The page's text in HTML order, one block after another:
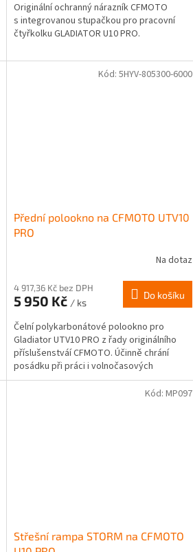
Originální ochranný nárazník CFMOTO
s integrovanou stupačkou pro pracovní
čtyřkolku GLADIATOR U10 PRO.
Přední polookno na CFMOTO UTV10
PRO
Na dotaz
4 917,36 Kč bez DPH
5 950 Kč / ks
Do košíku
Čelní polykarbonátové polookno pro
Gladiator UTV10 PRO z řady originálního
příslušenstváí CFMOTO. Účinně chrání
posádku při práci i volnočasových
aktivitách.
Kód: 5HYV-805300-6000
Střešní rampa STORM na CFMOTO
Kód: MP097